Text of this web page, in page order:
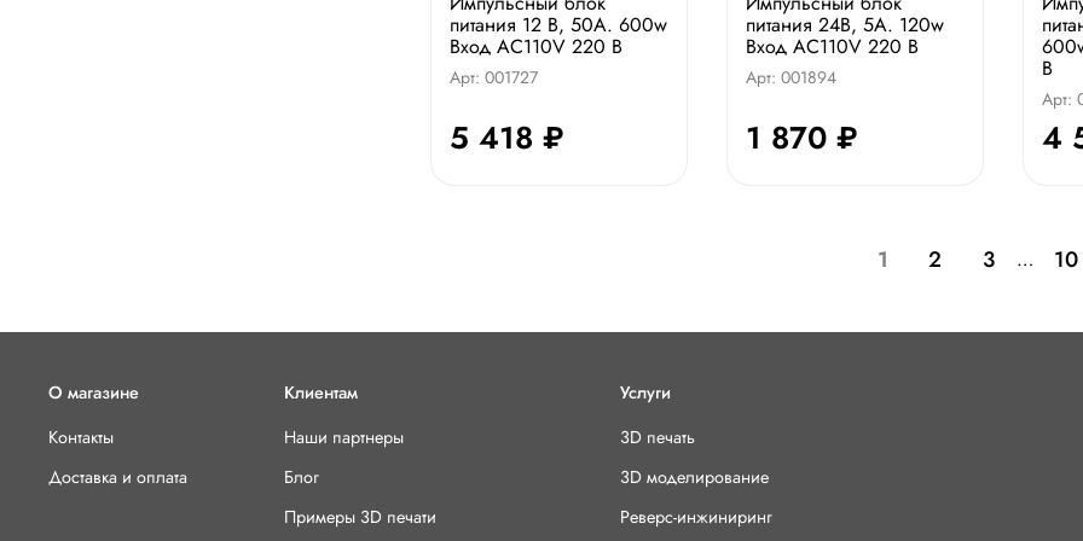
питания 12 В, 50А. 600w
Вход AC110V 220 В
Арт: 001727
5 418 ₽
питания 24В, 5А. 120w
Вход AC110V 220 В
Арт: 001894
1 870 ₽
В
Арт:
4
1 2 3 … 10
О магазине
Контакты
Доставка и оплата
Клиентам
Наши партнеры
Блог
Примеры 3D печати
Услуги
3D печать
3D моделирование
Реверс-инжиниринг